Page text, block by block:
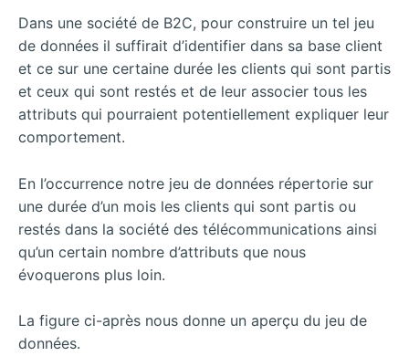
Dans une société de B2C, pour construire un tel jeu
de données il suffirait d’identifier dans sa base client
et ce sur une certaine durée les clients qui sont partis
et ceux qui sont restés et de leur associer tous les
attributs qui pourraient potentiellement expliquer leur
comportement.
En l’occurrence notre jeu de données répertorie sur
une durée d’un mois les clients qui sont partis ou
restés dans la société des télécommunications ainsi
qu’un certain nombre d’attributs que nous
évoquerons plus loin.
La figure ci-après nous donne un aperçu du jeu de
données.